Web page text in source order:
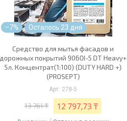
–7% Осталось 23 дня
Средство для мытья фасадов и
дорожных покрытий 906OI-5 DT Heavy+
5л. Концентрат(1:100) (DUTY HARD +)
(PROSEPT)
278-5
13 761 ₸ 12 797,73 ₸